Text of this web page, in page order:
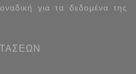
για τα δεδομένα της